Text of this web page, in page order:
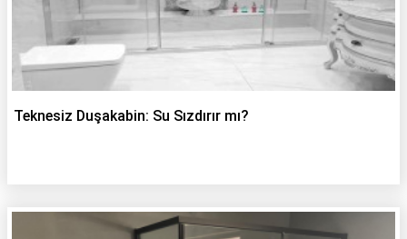
Teknesiz Duşakabin: Su Sızdırır mı?